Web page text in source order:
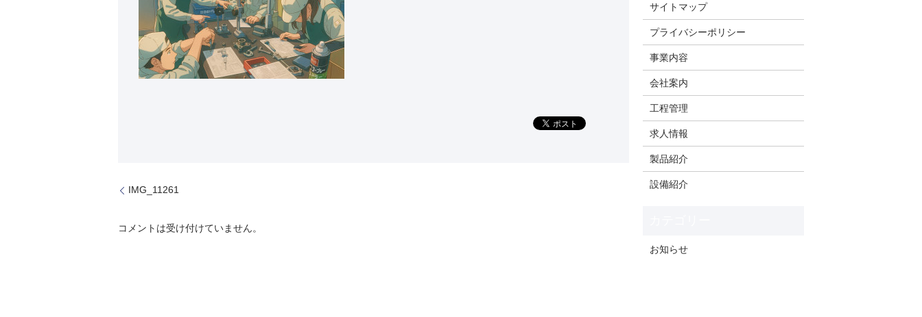
IMG_11261
コメントは受け付けていません。
サイトマップ
プライバシーポリシー
事業内容
会社案内
工程管理
求人情報
製品紹介
設備紹介
お知らせ